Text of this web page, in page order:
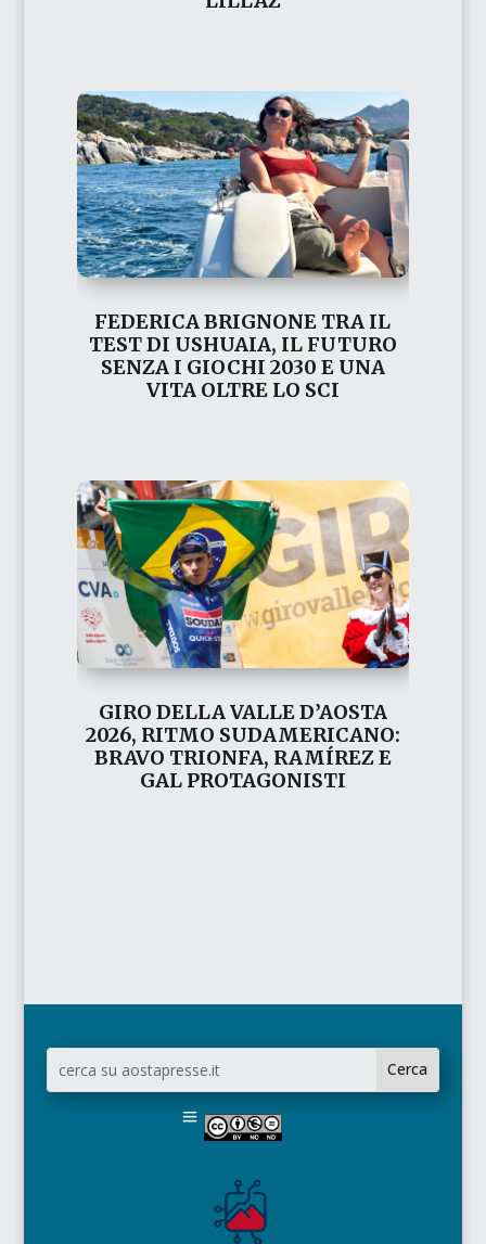
FEDERICA BRIGNONE TRA IL
TEST DI USHUAIA, IL FUTURO
SENZA I GIOCHI 2030 E UNA
VITA OLTRE LO SCI
GIRO DELLA VALLE D’AOSTA
2026, RITMO SUDAMERICANO:
BRAVO TRIONFA, RAMÍREZ E
GAL PROTAGONISTI